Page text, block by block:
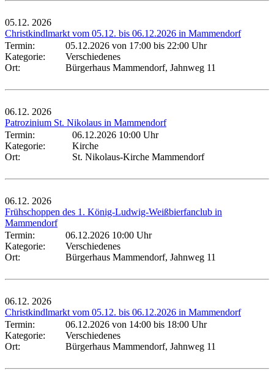
05.12. 2026
Christkindlmarkt vom 05.12. bis 06.12.2026 in Mammendorf
Termin:
05.12.2026 von 17:00 bis 22:00 Uhr
Kategorie:
Verschiedenes
Ort:
Bürgerhaus Mammendorf, Jahnweg 11
06.12. 2026
Patrozinium St. Nikolaus in Mammendorf
Termin:
06.12.2026 10:00 Uhr
Kategorie:
Kirche
Ort:
St. Nikolaus-Kirche Mammendorf
06.12. 2026
Frühschoppen des 1. König-Ludwig-Weißbierfanclub in
Mammendorf
Termin:
06.12.2026 10:00 Uhr
Kategorie:
Verschiedenes
Ort:
Bürgerhaus Mammendorf, Jahnweg 11
06.12. 2026
Christkindlmarkt vom 05.12. bis 06.12.2026 in Mammendorf
Termin:
06.12.2026 von 14:00 bis 18:00 Uhr
Kategorie:
Verschiedenes
Ort:
Bürgerhaus Mammendorf, Jahnweg 11